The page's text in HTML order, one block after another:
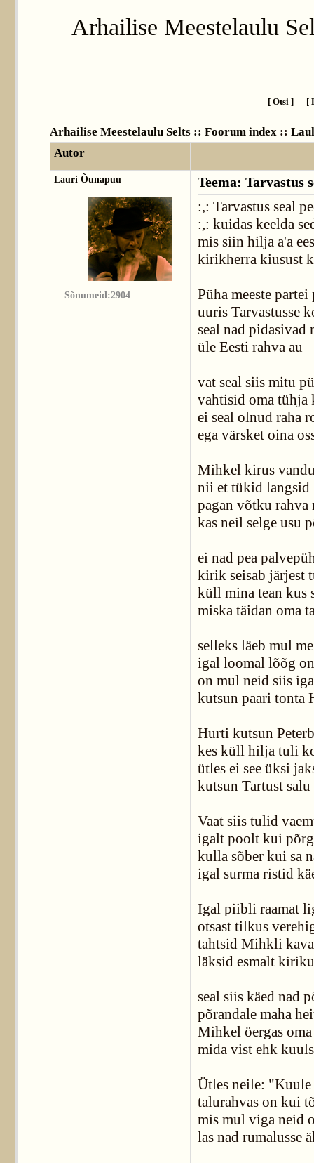
Arhailise Meestelaulu
[ Otsi ] [
Arhailise Meestelaulu Selts :: Foorum index ::
Autor
Lauri Õunapuu
Sõnumeid:2904
Teema: Tarvastus
:,: Tarvastus seal
:,: kuidas keelda
mis siin hilja a'a
kirikherra kiusust
Püha meeste partei
uuris Tarvastusse
seal nad pidasivad
üle Eesti rahva au
vat seal siis mitu
vahtisid oma tühja
ei seal olnud raha
ega värsket oina
Mihkel kirus
nii et tükid langsid
pagan võtku rahva
kas neil selge usu
ei nad pea
kirik seisab järjest
küll mina tean kus
miska täidan oma
selleks läeb mul
igal loomal lõõg
on mul neid siis
kutsun paari tonta
Hurti kutsun
kes küll hilja tuli
ütles ei see üksi
kutsun Tartust salu
Vaat siis tulid
igalt poolt kui
kulla sõber kui sa
igal surma ristid
Igal piibli raamat
otsast tilkus
tahtsid Mihkli
läksid esmalt
seal siis käed nad
põrandale maha
Mihkel öergas
mida vist ehk
Ütles neile: "Kuule
talurahvas on kui
mis mul viga neid
las nad rumalusse